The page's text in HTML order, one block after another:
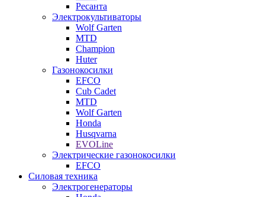
Ресанта
Электрокультиваторы
Wolf Garten
MTD
Champion
Huter
Газонокосилки
EFCO
Cub Cadet
MTD
Wolf Garten
Honda
Husqvarna
EVOLine
Электрические газонокосилки
EFCO
Силовая техника
Электрогенераторы